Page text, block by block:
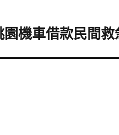
園機車借款民間